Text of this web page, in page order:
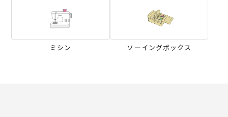
ミシン ソーイングボックス